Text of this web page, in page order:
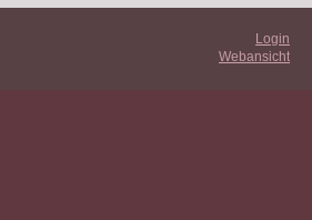
Login
Webansicht